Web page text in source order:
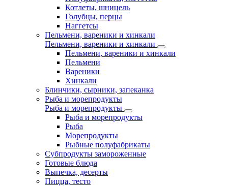
Котлеты, шницель
Голубцы, перцы
Наггетсы
Пельмени, вареники и хинкали
Пельмени, вареники и хинкали
Пельмени, вареники и хинкали
Пельмени
Вареники
Хинкали
Блинчики, сырники, запеканка
Рыба и морепродукты
Рыба и морепродукты
Рыба и морепродукты
Рыба
Морепродукты
Рыбные полуфабрикаты
Субпродукты замороженные
Готовые блюда
Выпечка, десерты
Пицца, тесто